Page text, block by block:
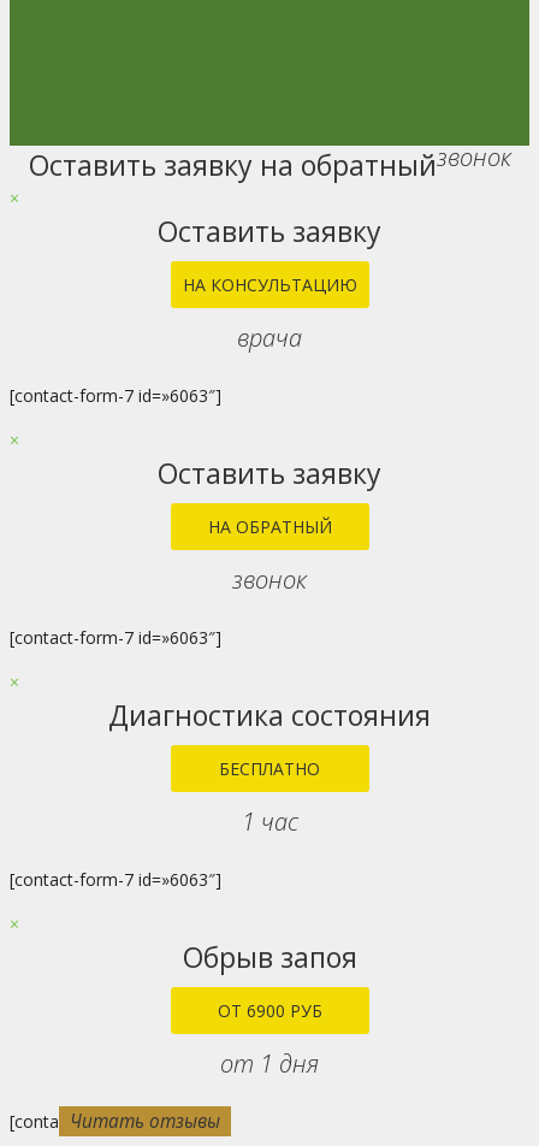
Читать отзывы
Читать отзывы
Читать отзывы
Читать отзывы
Читать отзывы
Читать отзывы
Читать отзывы
Читать отзывы
Читать отзывы
Читать отзывы
GoОставить заявку на обратныйзвонок
×
Оставить заявку
НА КОНСУЛЬТАЦИЮ
врача
[contact-form-7 id=»6063″]
×
Оставить заявку
НА ОБРАТНЫЙ
звонок
[contact-form-7 id=»6063″]
×
Диагностика состояния
БЕСПЛАТНО
1 час
[contact-form-7 id=»6063″]
×
Обрыв запоя
ОТ 6900 РУБ
от 1 дня
[contact-form-7 id=»6063″]